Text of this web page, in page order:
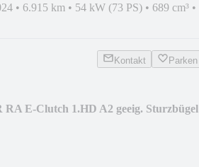
• 6.915 km • 54 kW (73 PS) • 689 cm³ •
Kontakt Parken
RA E-Clutch 1.HD A2 geeig. Sturzbügel